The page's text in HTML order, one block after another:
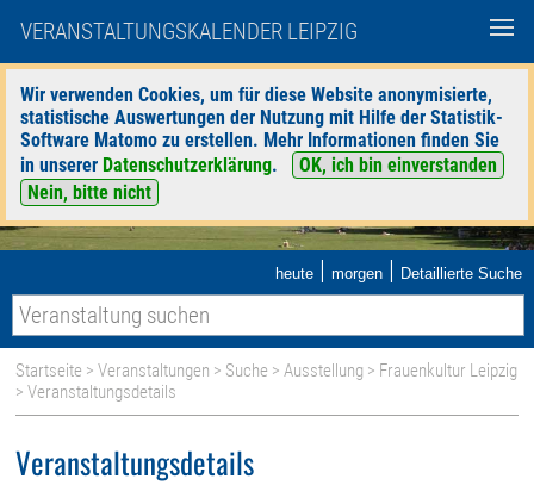
VERANSTALTUNGSKALENDER LEIPZIG
Wir verwenden Cookies, um für diese Website anonymisierte,
statistische Auswertungen der Nutzung mit Hilfe der Statistik-
Software Matomo zu erstellen. Mehr Informationen finden Sie
in unserer Datenschutzerklärung.
OK, ich bin einverstanden
Nein, bitte nicht
heute | morgen | Detaillierte Suche
Startseite >Veranstaltungen > Suche >Ausstellung > Frauenkultur Leipzig
> Veranstaltungsdetails
Veranstaltungsdetails